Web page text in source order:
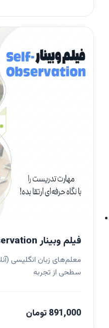
فیلم وبینار Self-Observation
معلم‌های زبان انگلیسی
سطحی از تجربه
891,000 تومان